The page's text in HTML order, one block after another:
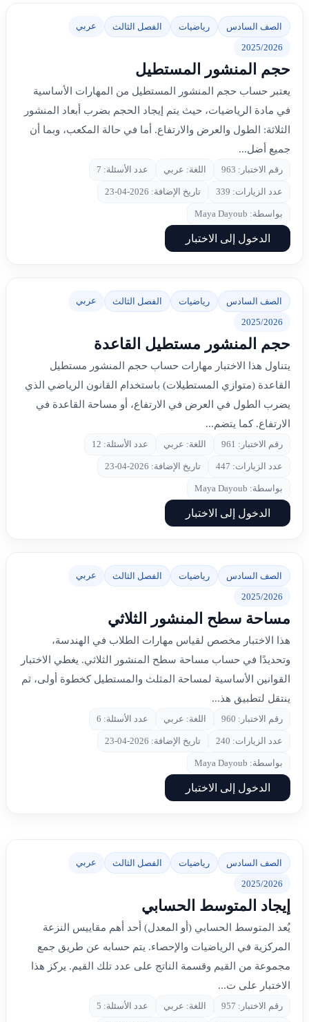
الصف السادس رياضيات الفصل الثالث عربي
2025/2026
حجم المنشور المستطيل
يعتبر حساب حجم المنشور المستطيل من المهارات الأساسية
في مادة الرياضيات، حيث يتم إيجاد الحجم بضرب أبعاد المنشور
الثلاثة: الطول والعرض والارتفاع. أما في حالة المكعب، وبما أن
جميع أضل...
رقم الاختبار: 963 اللغة: عربي عدد الأسئلة: 7
عدد الزيارات: 339 تاريخ الإضافة: 2026-04-23
بواسطة: Maya Dayoub
الدخول إلى الاختبار
الصف السادس رياضيات الفصل الثالث عربي
2025/2026
حجم المنشور مستطيل القاعدة
يتناول هذا الاختبار مهارات حساب حجم المنشور مستطيل
القاعدة (متوازي المستطيلات) باستخدام القانون الرياضي الذي
يضرب الطول في العرض في الارتفاع، أو مساحة القاعدة في
الارتفاع. كما يتضم...
رقم الاختبار: 961 اللغة: عربي عدد الأسئلة: 12
عدد الزيارات: 447 تاريخ الإضافة: 2026-04-23
بواسطة: Maya Dayoub
الدخول إلى الاختبار
الصف السادس رياضيات الفصل الثالث عربي
2025/2026
مساحة سطح المنشور الثلاثي
هذا الاختبار مخصص لقياس مهارات الطلاب في الهندسة،
وتحديدًا في حساب مساحة سطح المنشور الثلاثي. يغطي الاختبار
القوانين الأساسية لمساحة المثلث والمستطيل كخطوة أولى، ثم
ينتقل لتطبيق هذ...
رقم الاختبار: 960 اللغة: عربي عدد الأسئلة: 6
عدد الزيارات: 240 تاريخ الإضافة: 2026-04-23
بواسطة: Maya Dayoub
الدخول إلى الاختبار
الصف السادس رياضيات الفصل الثالث عربي
2025/2026
إيجاد المتوسط الحسابي
يُعد المتوسط الحسابي (أو المعدل) أحد أهم مقاييس النزعة
المركزية في الرياضيات والإحصاء. يتم حسابه عن طريق جمع
مجموعة من القيم وقسمة الناتج على عدد تلك القيم. يركز هذا
الاختبار على ت...
رقم الاختبار: 957 اللغة: عربي عدد الأسئلة: 5